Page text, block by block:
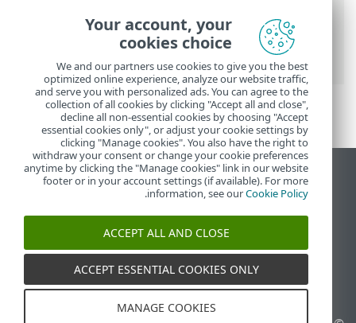
تعليمات ESET عبر الإنترنت >
ESET PROTECT
On-Prem
> تثبيت>تثبيت المكونات على نظام
تشغيل Windows
> تثبيت الخادم - Windows
عرض موقع سطح المكتب
End of Life
قاعدة معارف ESET
ESET Status Portal
الدعم الإقليمي
Your account, your
cookies choice
We and our partners use cookies to give you the best
optimized online experience, analyze our website traffic,
and serve you with personalized ads. You can agree to the
collection of all cookies by clicking "Accept all and close",
decline all non-essential cookies by choosing "Accept
essential cookies only", or adjust your cookie settings by
clicking "Manage cookies". You also have the right to
withdraw your consent or change your cookie preferences
anytime by clicking the "Manage cookies" link in our website
footer or in your account settings (if available). For more
information, see ourCookie Policy
.
ACCEPT ALL AND CLOSE
ACCEPT ESSENTIAL COOKIES ONLY
MANAGE COOKIES